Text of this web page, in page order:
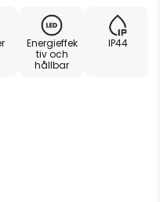
Energieffek
tiv och
hållbar
IP44